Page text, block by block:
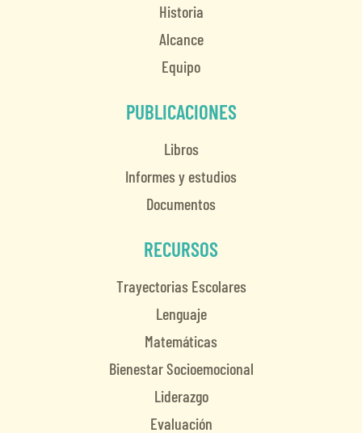
Historia
Alcance
Equipo
PUBLICACIONES
Libros
Informes y estudios
Documentos
RECURSOS
Trayectorias Escolares
Lenguaje
Matemáticas
Bienestar Socioemocional
Liderazgo
Evaluación